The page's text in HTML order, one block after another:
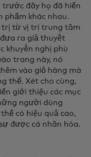
trước đây họ đã hiển
phẩm khác nhau.
trị từ vị trí trung tâm
ra giả thuyết
khuyến nghị phù
trang này, nó
vào giỏ hàng mà
thể. Xét cho cùng,
giới thiệu các mục
người dùng
có hiệu quả cao,
được cá nhân hóa.